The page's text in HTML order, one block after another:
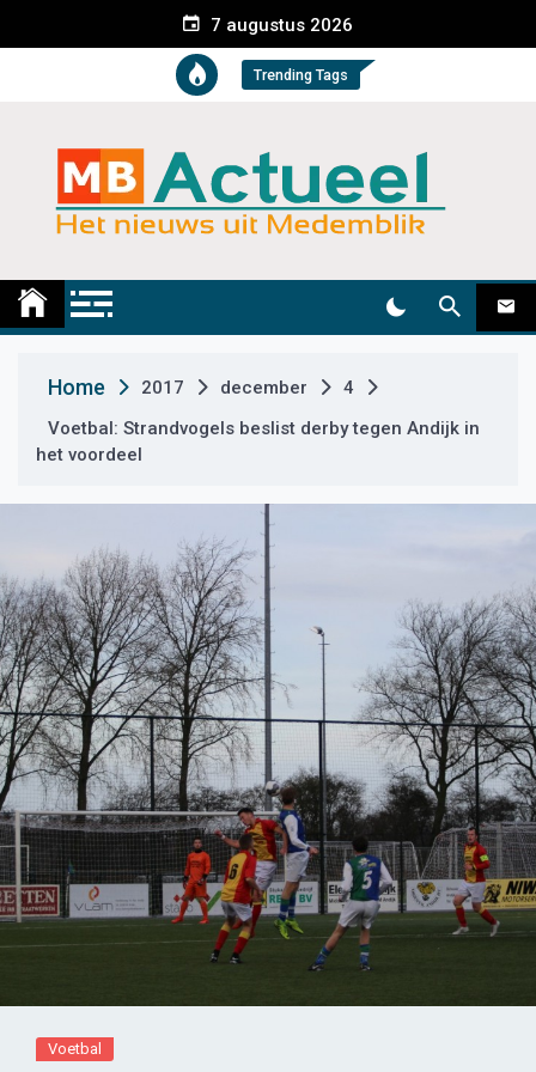
e
t
7 augustus 2026
Trending Tags
Medemblik Actueel
Home 2017 december
4
Voetbal: Strandvogels beslist derby tegen Andijk in
het voordeel
Voetbal